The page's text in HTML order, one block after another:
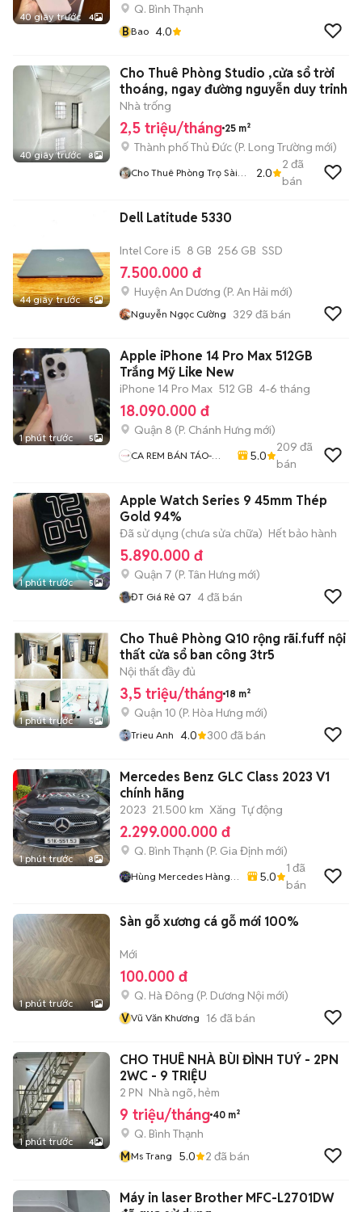
40 giây trước 4
Q. Bình Thạnh
BBao 4.0
40 giây trước 8
Cho Thuê Phòng Studio ,cửa sổ trời
thoáng, ngay đường nguyễn duy trinh
Nhà trống
2,5 triệu/tháng 25 m²
Thành phố Thủ Đức (P. Long Trường mới)
Cho Thuê Phòng Trọ Sài
2.0
2 đã
bán
44 giây trước 5
Dell Latitude 5330
Intel Core i5 8 GB 256 GB SSD
7.500.000 đ
Huyện An Dương (P. An Hải mới)
Nguyễn Ngọc Cường 329 đã bán
1 phút trước 5
Apple iPhone 14 Pro Max 512GB
Trắng Mỹ Like New
iPhone 14 Pro Max 512 GB 4-6 tháng
18.090.000 đ
Quận 8 (P. Chánh Hưng mới)
CA REM BÁN TÁO-
Trợ Trả Góp
5.0
209 đã
bán
1 phút trước 5
Apple Watch Series 9 45mm Thép
Gold 94%
Đã sử dụng (chưa sửa chữa) Hết bảo hành
5.890.000 đ
Quận 7 (P. Tân Hưng mới)
ĐT Giá Rẻ Q7 4đã bán
1 phút trước 5
Cho Thuê Phòng Q10 rộng rãi.fuff nội
thất cửa sổ ban công 3tr5
Nội thất đầy đủ
3,5 triệu/tháng 18 m²
Quận 10 (P. Hòa Hưng mới)
Trieu Anh 4.0 300 đã bán
1 phút trước 8
Mercedes Benz GLC Class 2023 V1
chính hãng
2023 21.500 km Xăng Tự động
2.299.000.000 đ
Q. Bình Thạnh (P. Gia Định mới)
Hùng Mercedes Hàng
5.0
1 đã
bán
1 phút trước 1
Sàn gỗ xương cá gỗ mới 100%
Mới
100.000 đ
Q. Hà Đông (P. Dương Nội mới)
VVũ Văn Khương 16 đã bán
1 phút trước 4
CHO THUÊ NHÀ BÙI ĐÌNH TUÝ - 2PN
2WC - 9 TRIỆU
2 PN Nhà ngõ, hẻm
9 triệu/tháng 40 m²
Q. Bình Thạnh
MMs Trang 5.0 2 đã bán
Máy in laser Brother MFC-L2701DW